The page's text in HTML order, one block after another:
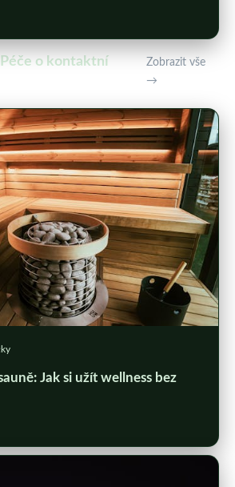
o kontaktní
Zobrazit vše
→
Jak si užít wellness bez